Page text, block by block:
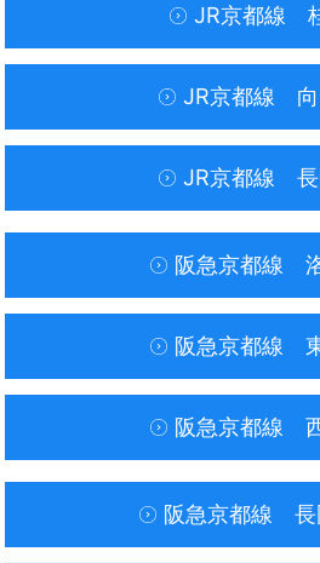
JR京都線
JR京都線 向
JR京都線 長
阪急京都線
阪急京都線
阪急京都線
阪急京都線 長